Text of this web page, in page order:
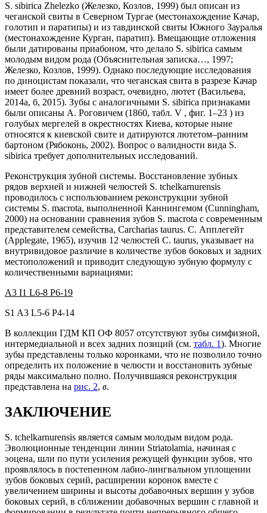
S. sibirica Zhelezko (Железко, Козлов, 1999) был описан из
чеганской свиты в Северном Тургае (местонахождение Качар,
голотип и паратипы) и из тавдинской свиты Южного Зауралья
(местонахождение Курган, паратип). Вмещающие отложения
были датированы приабоном, что делало S. sibirica самым
молодым видом рода (Объяснительная записка…, 1997;
Железко, Козлов, 1999). Однако последующие исследования
по диноцистам показали, что чеганская свита в разрезе Качар
имеет более древний возраст, очевидно, лютет (Васильева,
2014а, б, 2015). Зубы с аналогичными S. sibirica признаками
были описаны А. Роговичем (1860, табл. V , фиг. 1–23 ) из
голубых мергелей в окрестностях Киева, которые ныне
относятся к киевской свите и датируются лютетом–ранним
бартоном (Рябоконь, 2002). Вопрос о валидности вида S.
sibirica требует дополнительных исследований.
Реконструкция зубной системы. Восстановление зубных
рядов верхней и нижней челюстей S. tchelkarnurensis
проводилось с использованием реконструкции зубной
системы S. macrota, выполненной Каннингемом (Cunningham,
2000) на основании сравнения зубов S. macrota с современным
представителем семейства, Carcharias taurus. С. Апплегейт
(Applegate, 1965), изучив 12 челюстей C. taurus, указывает на
внутривидовое различие в количестве зубов боковых и задних
местоположений и приводит следующую зубную формулу с
количественными вариациями:
A3 I1 L6-8 P6-19
S1 A3 L5-6 P4-14
В коллекции ГДМ КП ОФ 8057 отсутствуют зубы симфизной,
интермедиальной и всех задних позиций (см. табл. 1). Многие
зубы представлены только коронками, что не позволило точно
определить их положение в челюсти и восстановить зубные
ряды максимально полно. Получившаяся реконструкция
представлена на рис. 2, в.
ЗАКЛЮЧЕНИЕ
S. tchelkarnurensis является самым молодым видом рода.
Эволюционные тенденции линии Striatolamia, начиная с
эоцена, шли по пути усиления режущей функции зубов, что
проявлялось в постепенном лабио-лингвальном уплощении
зубов боковых серий, расширении коронок вместе с
увеличением ширины и высоты добавочных вершин у зубов
боковых серий, в сближении добавочных вершин с главной и